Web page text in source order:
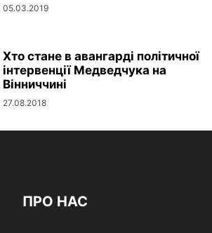
05.03.2019
Хто стане в авангарді політичної
інтервенції Медведчука на
Вінниччині
27.08.2018
ПРО НАС